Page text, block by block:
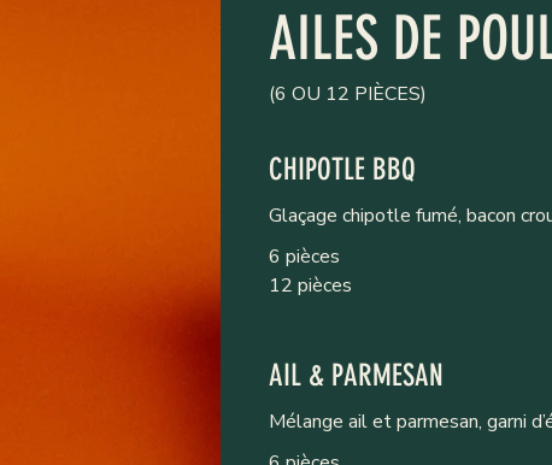
AILES DE
(6 OU 12 PIÈCES)
CHIPOTLE BBQ
Glaçage chipotle fumé, bacon
6 pièces
12 pièces
AIL & PARMESAN
Mélange ail et parmesan, garni